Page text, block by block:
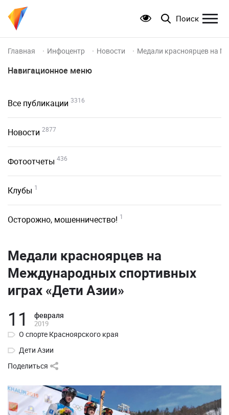
Поиск
Главная Инфоцентр Новости Медали красноярцев на
Навигационное меню
Все публикации 3316
Новости 2877
Фотоотчеты 436
Клубы 1
Осторожно, мошенничество! 1
Медали красноярцев на
Международных спортивных
играх «Дети Азии»
11 февраля
2019
О спорте Красноярского края
Дети Азии
Поделиться